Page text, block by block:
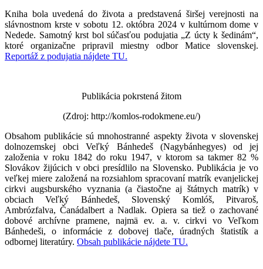
Kniha bola uvedená do života a predstavená širšej verejnosti na
slávnostnom krste v sobotu 12. októbra 2024 v kultúrnom dome v
Nedede. Samotný krst bol súčasťou podujatia „Z úcty k šedinám“,
ktoré organizačne pripravil miestny odbor Matice slovenskej.
Reportáž z podujatia nájdete TU.
Publikácia pokrstená žitom
(Zdroj: http://komlos-rodokmene.eu/)
Obsahom publikácie sú mnohostranné aspekty života v slovenskej
dolnozemskej obci Veľký Bánhedeš (Nagybánhegyes) od jej
založenia v roku 1842 do roku 1947, v ktorom sa takmer 82 %
Slovákov žijúcich v obci presídlilo na Slovensko. Publikácia je vo
veľkej miere založená na rozsiahlom spracovaní matrík evanjelickej
cirkvi augsburského vyznania (a čiastočne aj štátnych matrík) v
obciach Veľký Bánhedeš, Slovenský Komlóš, Pitvaroš,
Ambrózfalva, Čanádalbert a Nadlak. Opiera sa tiež o zachované
dobové archívne pramene, najmä ev. a. v. cirkvi vo Veľkom
Bánhedeši, o informácie z dobovej tlače, úradných štatistík a
odbornej literatúry. Obsah publikácie nájdete TU.